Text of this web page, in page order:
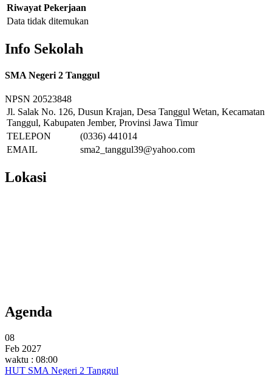
Riwayat Pekerjaan
Data tidak ditemukan
Info Sekolah
SMA Negeri 2 Tanggul
NPSN 20523848
Jl. Salak No. 126, Dusun Krajan, Desa Tanggul Wetan, Kecamatan
Tanggul, Kabupaten Jember, Provinsi Jawa Timur
TELEPON
(0336) 441014
EMAIL
sma2_tanggul39@yahoo.com
Lokasi
Agenda
08
Feb 2027
waktu : 08:00
HUT SMA Negeri 2 Tanggul